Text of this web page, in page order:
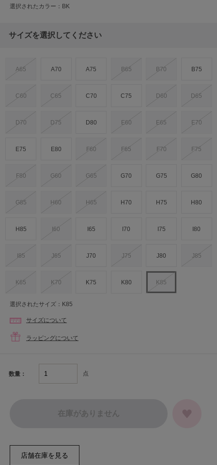
選択されたカラー：BK
サイズを選択してください
A65 A70 A75 B65 B70 B75
C60 C65 C70 C75 D60 D65
D70 D75 D80 E60 E65 E70
E75 E80 F60 F65 F70 F75
F80 G60 G65 G70 G75 G80
G85 H60 H65 H70 H75 H80
H85 I60 I65 I70 I75 I80
I85 J65 J70 J75 J80 J85
K65 K70 K75 K80 K85
選択されたサイズ：K85
サイズについて
ラッピングについて
数量： 点
在庫がありません